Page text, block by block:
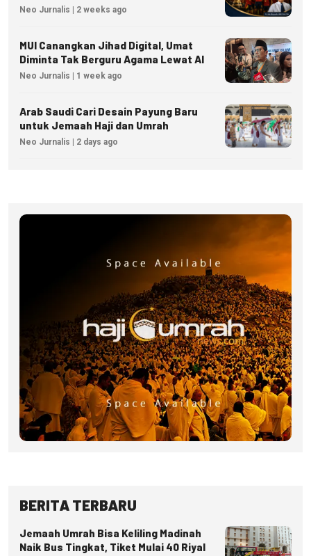
Menjadi Inspirasi Kesuksesan Bisnis
Neo Jurnalis | 2 weeks ago
MUI Canangkan Jihad Digital, Umat
Diminta Tak Berguru Agama Lewat AI
Neo Jurnalis | 1 week ago
Arab Saudi Cari Desain Payung Baru
untuk Jemaah Haji dan Umrah
Neo Jurnalis | 2 days ago
BERITA TERBARU
Jemaah Umrah Bisa Keliling Madinah
Naik Bus Tingkat, Tiket Mulai 40 Riyal